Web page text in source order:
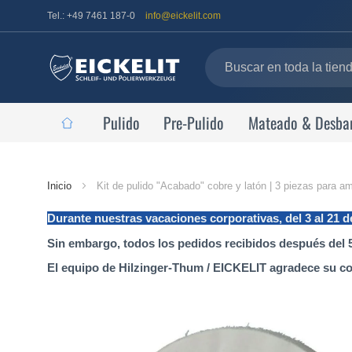
Tel.: +49 7461 187-0 info@eickelit.com
inicio
Pulido Pre-Pulido Mateado &
Inicio Kit de pulido "Acabado" cobre y latón | 3 piezas para
Durante nuestras vacaciones corporativas, del 3 al 21
Sin embargo, todos los pedidos recibidos después del
El equipo de Hilzinger-Thum / EICKELIT agradece su